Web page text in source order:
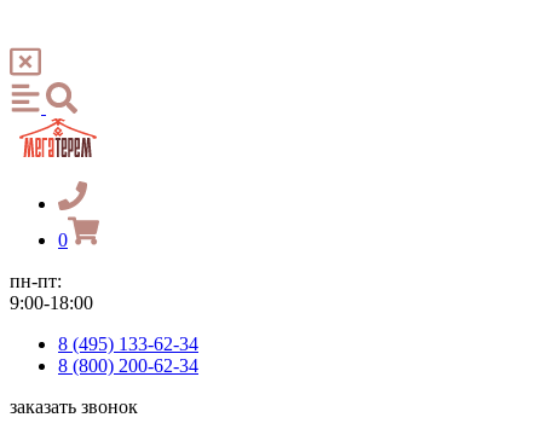
0
пн-пт:
9:00-18:00
8 (495) 133-62-34
8 (800) 200-62-34
заказать звонок